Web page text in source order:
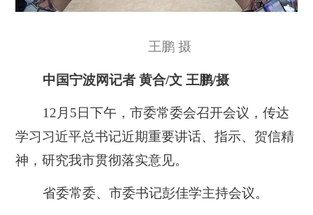
王鹏 摄
中国宁波网记者 黄合/文 王鹏/摄
12月5日下午，市委常委会召开会议，传达
学习习近平总书记近期重要讲话、指示、贺信精
神，研究我市贯彻落实意见。
省委常委、市委书记彭佳学主持会议。